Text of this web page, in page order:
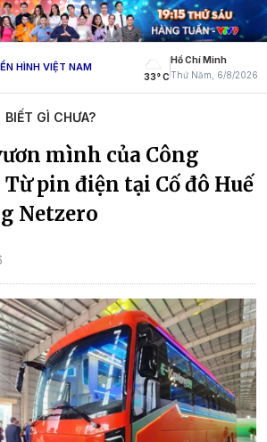
HÌNH VIỆT NAM
33° C
Hồ Chí Minh
Thứ Năm, 6/8/2026
BIẾT GÌ CHƯA?
mình của Công
pin điện tại Cố đô Huế
Netzero